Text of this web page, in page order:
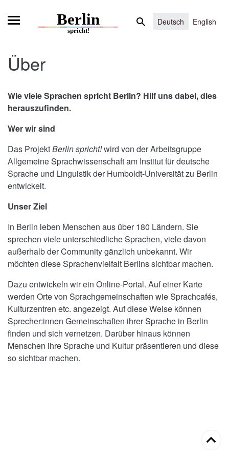
Search
Deutsch English
Über
Wie viele Sprachen spricht Berlin? Hilf uns dabei, dies
herauszufinden.
Wer wir sind
Das ProjektBerlin spricht!wird von der Arbeitsgruppe
Allgemeine Sprachwissenschaft am Institut für deutsche
Sprache und Linguistik der Humboldt-Universität zu Berlin
entwickelt.
Unser Ziel
In Berlin leben Menschen aus über 180 Ländern. Sie
sprechen viele unterschiedliche Sprachen, viele davon
außerhalb der Community gänzlich unbekannt. Wir
möchten diese Sprachenvielfalt Berlins sichtbar machen.
Dazu entwickeln wir ein Online-Portal. Auf einer Karte
werden Orte von Sprachgemeinschaften wie Sprachcafés,
Kulturzentren etc. angezeigt. Auf diese Weise können
Sprecher:innen Gemeinschaften ihrer Sprache in Berlin
finden und sich vernetzen. Darüber hinaus können
Menschen ihre Sprache und Kultur präsentieren und diese
so sichtbar machen.
Back